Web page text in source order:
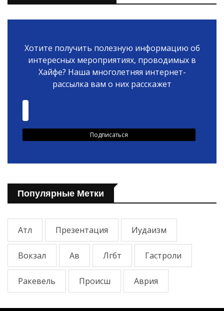
Хотите получить полезную информацию об
интересных мероприятиях, проводимых в
Хайфе? Наша многолетняя интернет-
рассылка вам о них расскажет
Популярные Метки
Атл Презентация Иудаизм
Вокзал Ав Лгбт Гастроли
Ракевель Происш Аврия